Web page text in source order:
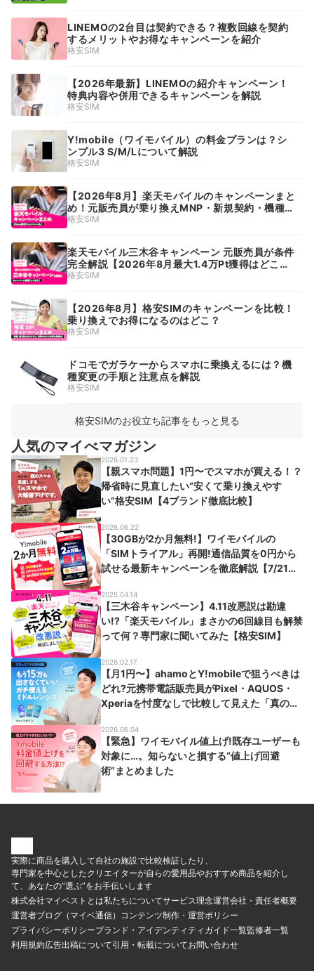
LINEMOの2台目は契約できる？複数回線を契約
するメリットやお得なキャンペーンを紹介
格安SIM
【2026年最新】LINEMOの紹介キャンペーン！
特典内容や併用できるキャンペーンを解説
格安SIM
Y!mobile（ワイモバイル）の料金プランは？シ
ンプル3 S/M/Lについて解説
格安SIM
【2026年8月】楽天モバイルのキャンペーンまと
め！元販売員が乗り換えMNP・新規契約・機種変
更に使えるキャッシュバック・クーポンを解説！
格安SIM
楽天モバイル三木谷キャンペーン 元販売員が条件
完全解説【2026年8月最大1.4万Pt獲得はどこか
ら？ いつまで？】
格安SIM
【2026年8月】格安SIMのキャンペーンを比較！
乗り換えでお得になるのはどこ？
格安SIM
ドコモでガラケーからスマホに乗換えるには？機
種変更の手順と注意点を解説
格安SIM
格安SIMのお役立ち記事をもっと見る
人気のマイべマガジン
2026.01.23
【親スマホ問題】1円〜でスマホが買える！？
帰省時に見直したい“安くて乗り換えやす
い”格安SIM【4ブランド徹底比較】
2026.06.22
【30GBが2か月無料!】ワイモバイルの
「SIMトライアル」再開!通信品質を0円から
試せる最新キャンペーンを徹底解説【7/21ま
2025.04.14
【三木谷キャンペーン】4.11改悪説は勘違
い!?「楽天モバイル」まさかの6回線目も解禁
って何？専門家に聞いてみた【格安SIM】
2026.02.17
【月1円〜】ahamoとY!mobileで狙うべきは
どれ?元携帯電話販売員がPixel・AQUOS・
Xperiaを忖度なしで比較して見えた「真の買
2026.06.04
【緊急】ワイモバイル値上げ!既存ユーザーも
対象に…。知らないと損する“値上げ回避
術”まとめました
実際に商品を購入して自社の施設で比較検証したり、
専門家を中心としたクリエイターが自らの愛用品やおすすめ商品を紹介し
て、あなたの“選ぶ”をお手伝いします
株式会社マイベストとは私たちについてサービス理念運営会社・責任者概要
運営者ブログ（マイベ通信） コンテンツ制作・運営ポリシー
プライバシーポリシーブランド・アイデンティティ ガイド一覧監修者一覧
利用規約広告出稿について引用・転載についてお問い合わせ